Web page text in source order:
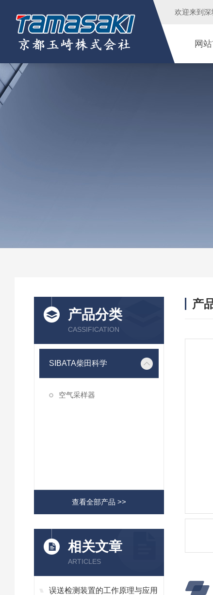
欢迎来到 深
网
产品分类
CASSIFICATION
SIBATA柴田科学
空气采样器
查看全部产品 >>
相关文章
ARTICLES
误送检测装置的工作原理与应用
产